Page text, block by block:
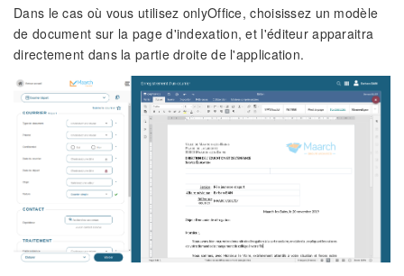
Dans le cas où vous utilisez onlyOffice, choisissez un modèle
de document sur la page d'indexation, et l'éditeur apparaitra
directement dans la partie droite de l'application.